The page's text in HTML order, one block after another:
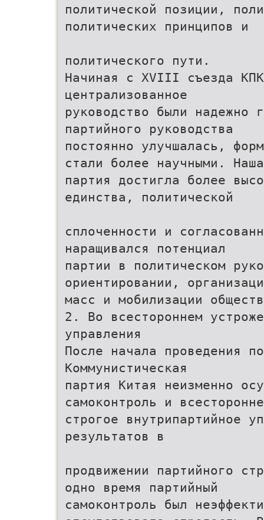
политической позиции,
политических принципов и
политического пути.
Начиная с XVIII съезда
централизованное
руководство были надежно
партийного руководства
постоянно улучшалась,
стали более научными. Наша
партия достигла более
единства, политической
сплоченности и
наращивался потенциал
партии в политическом
ориентировании,
масс и мобилизации
2. Во всестороннем
управления
После начала проведения
Коммунистическая
партия Китая неизменно
самоконтроль и
строгое внутрипартийное
результатов в
продвижении партийного
одно время партийный
самоконтроль был